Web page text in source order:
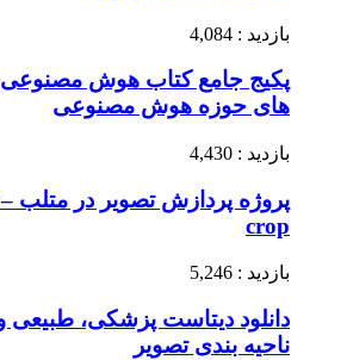
بازدید : 4,084
پکیج جامع کتاب هوش مصنوعی
های حوزه هوش مصنوعی
بازدید : 4,430
crop
بازدید : 5,246
دانلود دیتاست پزشکی، طبیعی
ناحیه بندی تصویر